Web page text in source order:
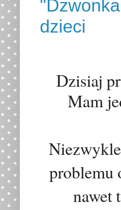
dzieci
Dzisiaj
Mam
Niezwykle
problemu
nawet